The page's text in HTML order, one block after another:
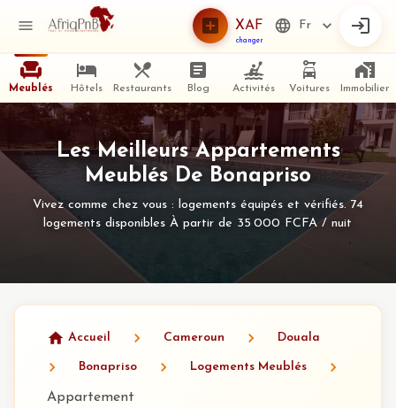
XAF
changer
Fr
Meublés Hôtels Restaurants Blog Activités Voitures Immobilier
Les Meilleurs Appartements
Meublés De Bonapriso
Vivez comme chez vous : logements équipés et vérifiés. 74
logements disponibles À partir de 35 000 FCFA / nuit
Accueil Cameroun Douala
Bonapriso Logements Meublés
Appartement